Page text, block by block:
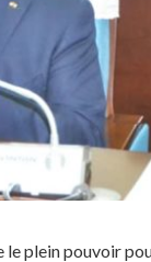
le plein pouvoir